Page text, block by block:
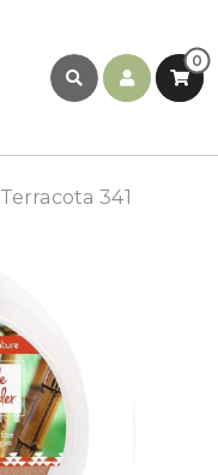
0
341